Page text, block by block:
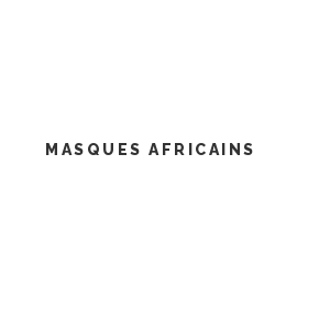
MASQUES AFRICAINS